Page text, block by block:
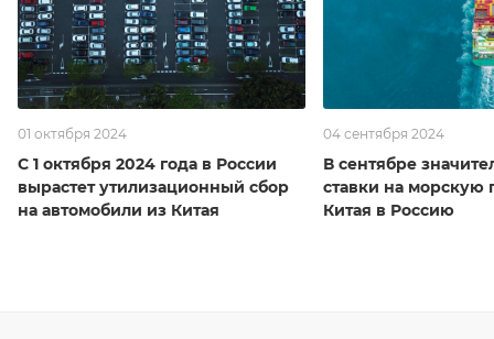
01 октября 2024
С 1 октября 2024 года в России
вырастет утилизационный сбор
на автомобили из Китая
04 сентября 2024
В сентябре
ставки на морскую
Китая в Россию